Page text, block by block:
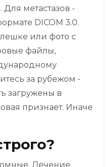
метастазов -
DICOM 3.0.
или фото с
файлы,
за рубежом -
загружены в
признает. Иначе
Лечение